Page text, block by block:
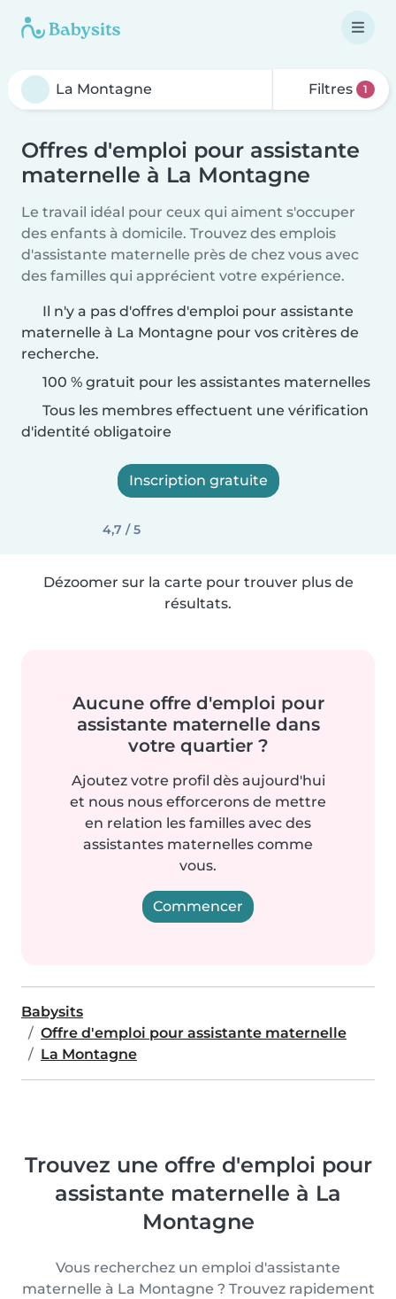
Filtres 1
Offres d'emploi pour assistante
maternelle à La Montagne
Le travail idéal pour ceux qui aiment s'occuper
des enfants à domicile. Trouvez des emplois
d'assistante maternelle près de chez vous avec
des familles qui apprécient votre expérience.
Il n'y a pas d'offres d'emploi pour assistante
maternelle à La Montagne pour vos critères de
recherche.
100 % gratuit pour les assistantes maternelles
Tous les membres effectuent une vérification
d'identité obligatoire
Inscription gratuite
4,7 / 5
Dézoomer sur la carte pour trouver plus de
résultats.
Aucune offre d'emploi pour
assistante maternelle dans
votre quartier ?
Ajoutez votre profil dès aujourd'hui
et nous nous efforcerons de mettre
en relation les familles avec des
assistantes maternelles comme
vous.
Commencer
Babysits
Offre d'emploi pour assistante maternelle
La Montagne
Trouvez une offre d'emploi pour
assistante maternelle à La
Montagne
Vous recherchez un emploi d'assistante
maternelle à La Montagne ? Trouvez rapidement